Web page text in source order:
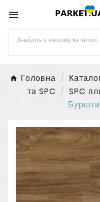

Головна
та SPC
SPC